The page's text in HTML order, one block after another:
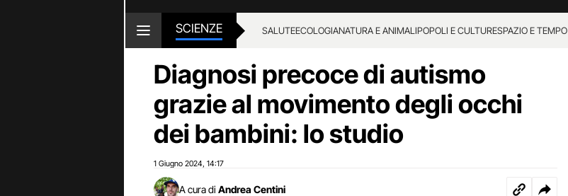
SCIENZE SALUTEECOLOGIANATURA E ANIMALIPOPOLI E CULTURESPAZIO E TEMPO
Diagnosi precoce di autismo
grazie al movimento degli occhi
dei bambini: lo studio
1 Giugno 2024 14:17
A cura di Andrea Centini